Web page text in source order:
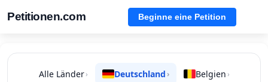
Petitionen.com Beginne eine Petition
Alle Länder› Deutschland › Belgien ›